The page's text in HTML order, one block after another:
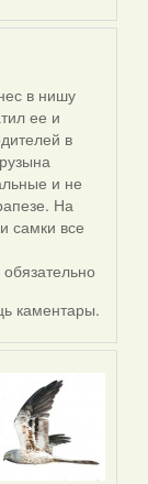
в нишу
ее и
в
и не
На
самки все
каментары.